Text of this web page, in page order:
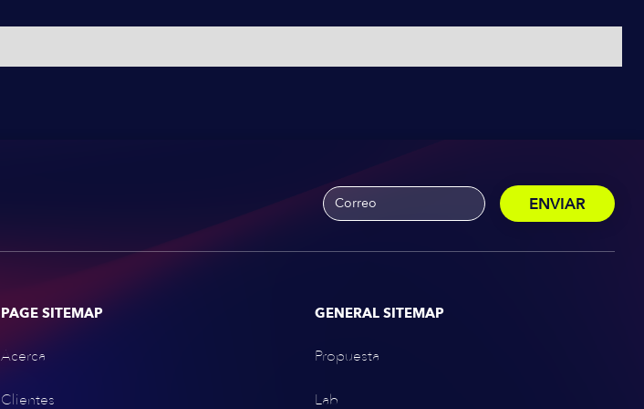
PAGE SITEMAP
Acerca
Clientes
GENERAL SITEMAP
Propuesta
Lab